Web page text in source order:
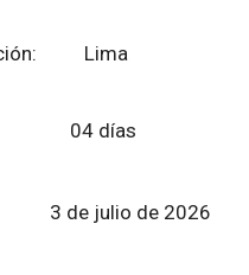
Lima
04 días
julio de 2026